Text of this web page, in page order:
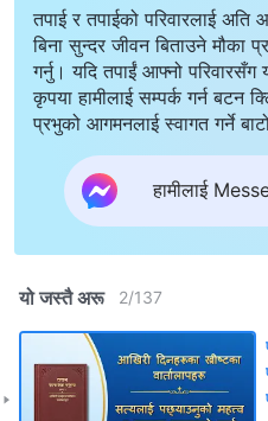
तपाई र तपाईको परिवारलाई
बिना सुन्दर जीवन बिताउने मौका
गर्नु। यदि तपाईं आफ्नो परिवारसँग
कृपया हामीलाई सम्पर्क गर्न बटन
प्रभुको आगमनलाई स्वागत गर्ने बाटो
हामीलाई
यो जस्तै अरू 2/137